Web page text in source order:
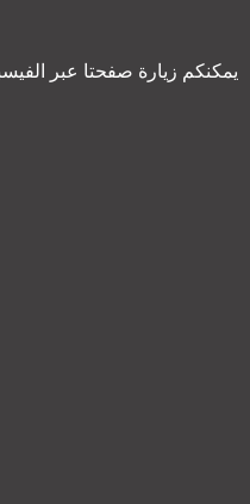
يمكنكم زيارة صفحتا عبر